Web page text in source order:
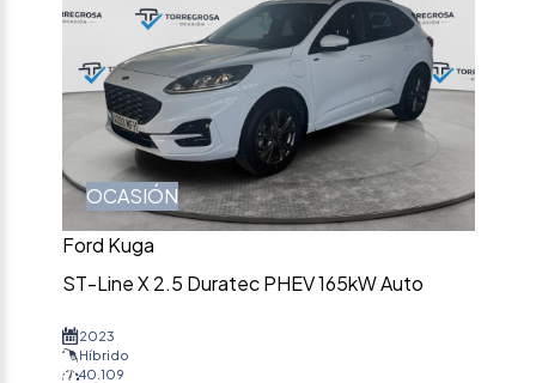
OCASIÓN
Ford Kuga
ST-Line X 2.5 Duratec PHEV 165kW Auto
2023
Híbrido
40.109